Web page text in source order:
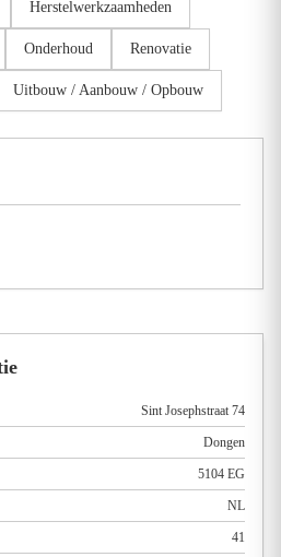
Herstelwerkzaamheden
Onderhoud Renovatie
Uitbouw / Aanbouw / Opbouw
Sint Josephstraat 74
Dongen
5104 EG
NL
41